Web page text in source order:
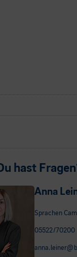
hast
Anna
Sprachen
05522/70200